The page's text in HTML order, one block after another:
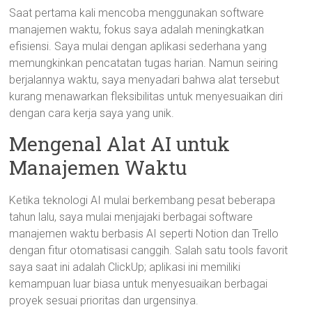
Saat pertama kali mencoba menggunakan software
manajemen waktu, fokus saya adalah meningkatkan
efisiensi. Saya mulai dengan aplikasi sederhana yang
memungkinkan pencatatan tugas harian. Namun seiring
berjalannya waktu, saya menyadari bahwa alat tersebut
kurang menawarkan fleksibilitas untuk menyesuaikan diri
dengan cara kerja saya yang unik.
Mengenal Alat AI untuk
Manajemen Waktu
Ketika teknologi AI mulai berkembang pesat beberapa
tahun lalu, saya mulai menjajaki berbagai software
manajemen waktu berbasis AI seperti Notion dan Trello
dengan fitur otomatisasi canggih. Salah satu tools favorit
saya saat ini adalah ClickUp; aplikasi ini memiliki
kemampuan luar biasa untuk menyesuaikan berbagai
proyek sesuai prioritas dan urgensinya.